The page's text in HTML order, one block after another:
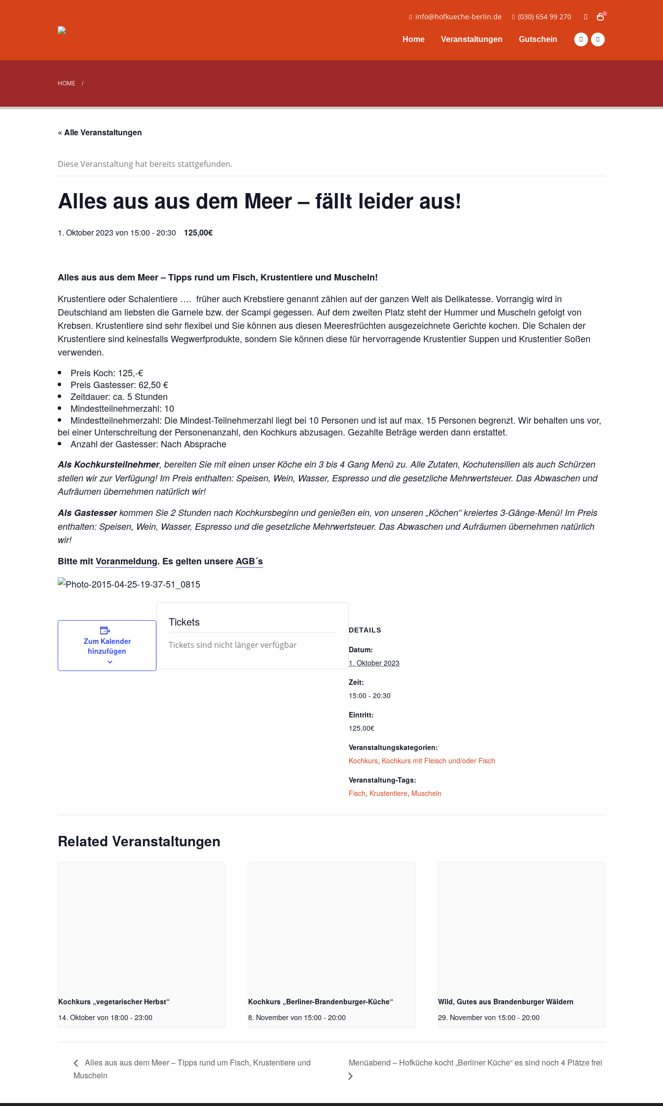
info@hofkueche-berlin.de (030) 654 99 270 0
Home Veranstaltungen Gutschein
HOME
« Alle Veranstaltungen
Diese Veranstaltung hat bereits stattgefunden.
Alles aus aus dem Meer – fällt leider aus!
1. Oktober 2023 von 15:00 -20:30 125,00€
Alles aus aus dem Meer – Tipps rund um Fisch, Krustentiere und Muscheln!
Krustentiere oder Schalentiere …. früher auch Krebstiere genannt zählen auf der ganzen Welt als Delikatesse. Vorrangig wird in
Deutschland am liebsten die Garnele bzw. der Scampi gegessen. Auf dem zweiten Platz steht der Hummer und Muscheln gefolgt von
Krebsen. Krustentiere sind sehr flexibel und Sie können aus diesen Meeresfrüchten ausgezeichnete Gerichte kochen. Die Schalen der
Krustentiere sind keinesfalls Wegwerfprodukte, sondern Sie können diese für hervorragende Krustentier Suppen und Krustentier Soßen
verwenden.
Preis Koch: 125,-€
Preis Gastesser: 62,50 €
Zeitdauer: ca. 5 Stunden
Mindestteilnehmerzahl: 10
Mindestteilnehmerzahl: Die Mindest-Teilnehmerzahl liegt bei 10 Personen und ist auf max. 15 Personen begrenzt. Wir behalten uns vor,
bei einer Unterschreitung der Personenanzahl, den Kochkurs abzusagen. Gezahlte Beträge werden dann erstattet.
Anzahl der Gastesser: Nach Absprache
Als Kochkursteilnehmer, bereiten Sie mit einen unser Köche ein 3 bis 4 Gang Menü zu. Alle Zutaten, Kochutensilien als auch Schürzen
stellen wir zur Verfügung! Im Preis enthalten: Speisen, Wein, Wasser, Espresso und die gesetzliche Mehrwertsteuer. Das Abwaschen und
Aufräumen übernehmen natürlich wir!
Als Gastesserkommen Sie 2 Stunden nach Kochkursbeginn und genießen ein, von unseren „Köchen“ kreiertes 3-Gänge-Menü! Im Preis
enthalten: Speisen, Wein, Wasser, Espresso und die gesetzliche Mehrwertsteuer. Das Abwaschen und Aufräumen übernehmen natürlich
wir!
Bitte mitVoranmeldung. Es gelten unsereAGB´s
Zum Kalender
hinzufügen
DETAILS
Datum:
1. Oktober 2023
Zeit:
15:00 - 20:30
Eintritt:
125,00€
Veranstaltungskategorien:
Kochkurs, Kochkurs mit Fleisch und/oder Fisch
Veranstaltung-Tags:
Fisch, Krustentiere, Muscheln
Tickets
Tickets sind nicht länger verfügbar
Related Veranstaltungen
Kochkurs „vegetarischer Herbst“
14. Oktober von 18:00- 23:00
Kochkurs „Berliner-Brandenburger-Küche“
8. November von 15:00 - 20:00
Wild, Gutes aus Brandenburger Wäldern
29. November von 15:00 - 20:00
Alles aus aus dem Meer – Tipps rund um Fisch, Krustentiere und
Muscheln
Menüabend – Hofküche kocht „Berliner Küche“ es sind noch 4 Plätze frei